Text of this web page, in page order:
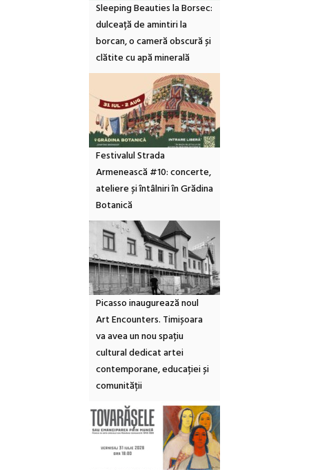
Sleeping Beauties la Borsec:
dulceață de amintiri la
borcan, o cameră obscură și
clătite cu apă minerală
Festivalul Strada
Armenească #10: concerte,
ateliere și întâlniri în Grădina
Botanică
Picasso inaugurează noul
Art Encounters. Timișoara
va avea un nou spațiu
cultural dedicat artei
contemporane, educației și
comunității